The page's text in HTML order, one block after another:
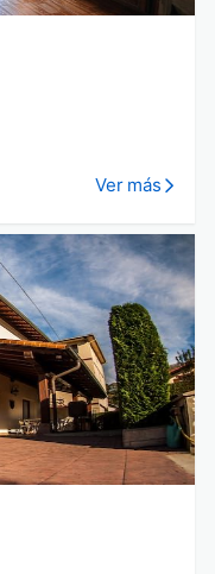
Ver más